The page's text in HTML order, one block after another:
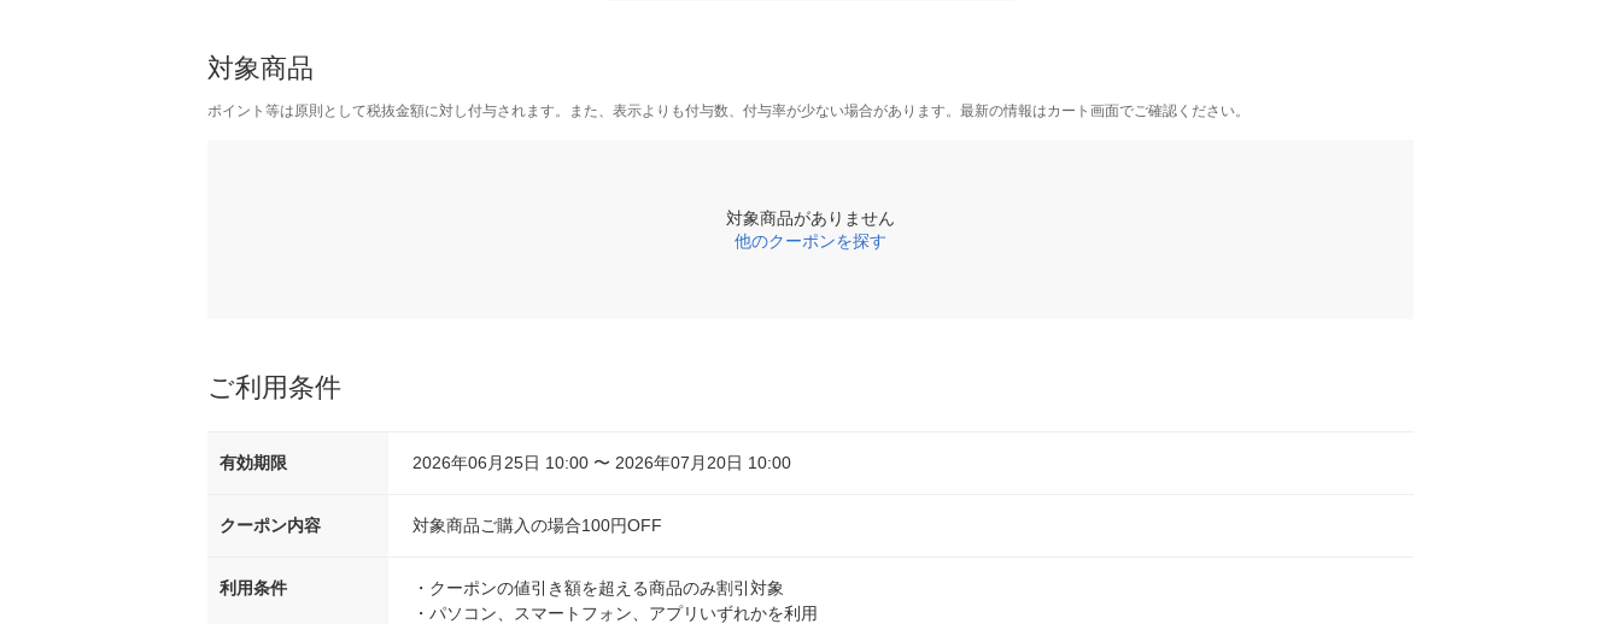
対象商品
ポイント等は原則として税抜金額に対し付与されます。また、表示よりも付与数、付与率が少ない場合があります。最新の情報はカート画面でご確認ください。
対象商品がありません
他のクーポンを探す
ご利用条件
有効期限 2026年06月25日 10:00 〜 2026年07月20日 10:00
クーポン内容 対象商品ご購入の場合100円OFF
利用条件 ・ クーポンの値引き額を超える商品のみ割引対象
・ パソコン、スマートフォン、アプリいずれかを利用